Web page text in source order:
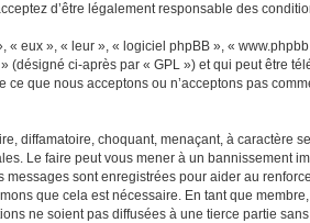
d’être légalement responsable des
eux », « leur », « logiciel phpBB », «
» (désigné ci-après par « GPL ») et qui peut être
ce que nous acceptons ou n’acceptons pas
diffamatoire, choquant, menaçant, à caractère
Le faire peut vous mener à un bannissement
sont enregistrées pour aider au
que cela est nécessaire. En tant que
ne soient pas diffusées à une tierce partie